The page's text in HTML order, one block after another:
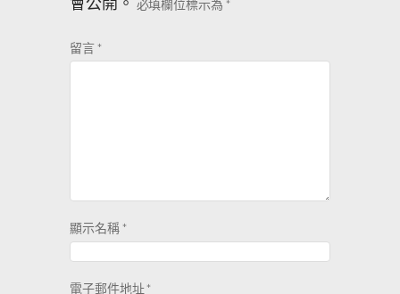
必填欄位標示為 *
留言*
顯示名稱*
電子郵件地址*